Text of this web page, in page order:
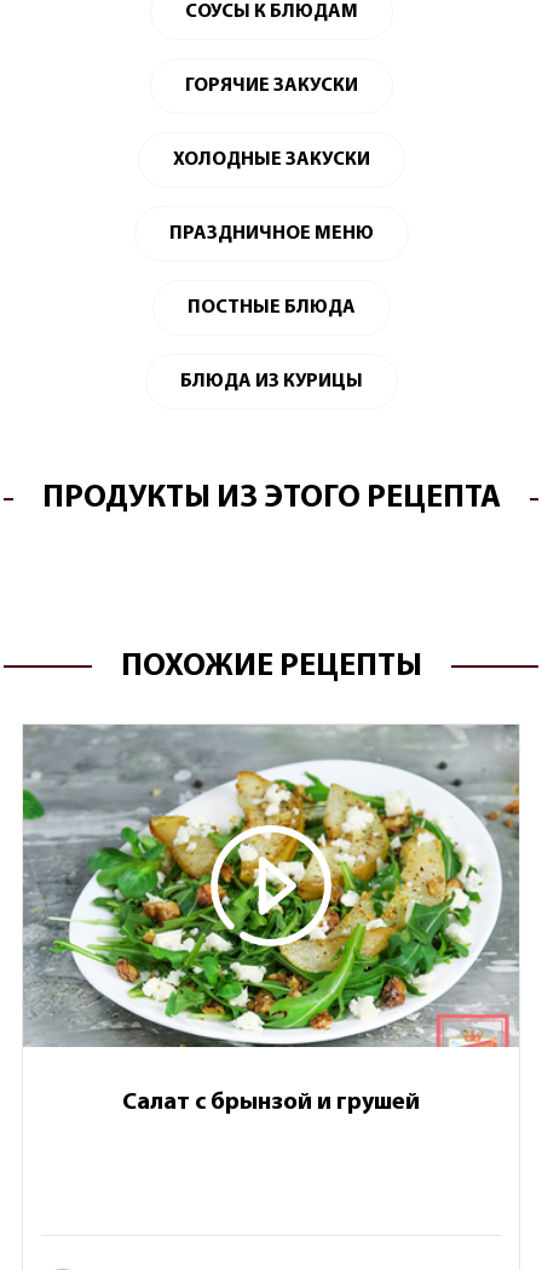
СОУСЫ К БЛЮДАМ
ГОРЯЧИЕ ЗАКУСКИ
ХОЛОДНЫЕ ЗАКУСКИ
ПРАЗДНИЧНОЕ МЕНЮ
ПОСТНЫЕ БЛЮДА
БЛЮДА ИЗ КУРИЦЫ
ПРОДУКТЫ ИЗ ЭТОГО РЕЦЕПТА
ПОХОЖИЕ РЕЦЕПТЫ
Салат с брынзой и грушей